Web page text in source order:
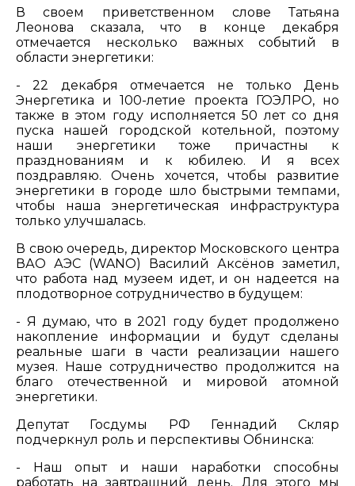
В своем приветственном слове Татьяна
Леонова сказала, что в конце декабря
отмечается несколько важных событий в
области энергетики:
- 22 декабря отмечается не только День
Энергетика и 100-летие проекта ГОЭЛРО, но
также в этом году исполняется 50 лет со дня
пуска нашей городской котельной, поэтому
наши энергетики тоже причастны к
празднованиям и к юбилею. И я всех
поздравляю. Очень хочется, чтобы развитие
энергетики в городе шло быстрыми темпами,
чтобы наша энергетическая инфраструктура
только улучшалась.
В свою очередь, директор Московского центра
ВАО АЭС (WANO) Василий Аксёнов заметил,
что работа над музеем идет, и он надеется на
плодотворное сотрудничество в будущем:
- Я думаю, что в 2021 году будет продолжено
накопление информации и будут сделаны
реальные шаги в части реализации нашего
музея. Наше сотрудничество продолжится на
благо отечественной и мировой атомной
энергетики.
Депутат Госдумы РФ Геннадий Скляр
подчеркнул роль и перспективы Обнинска:
- Наш опыт и наши наработки способны
работать на завтрашний день. Для этого мы